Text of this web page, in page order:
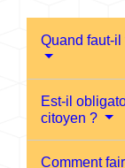
Quand faut-
Est-il
citoyen ?
Comment